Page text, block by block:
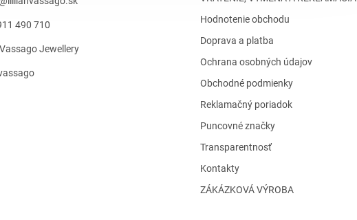
490 710
Jewellery
Hodnotenie obchodu
Doprava a platba
Ochrana osobných údajov
Obchodné podmienky
Reklamačný poriadok
Puncovné značky
Transparentnosť
Kontakty
ZÁKÁZKOVÁ VÝROBA